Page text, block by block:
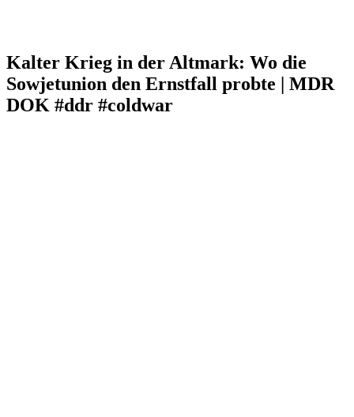
Kalter Krieg in der Altmark: Wo die
Sowjetunion den Ernstfall probte | MDR
DOK #ddr #coldwar